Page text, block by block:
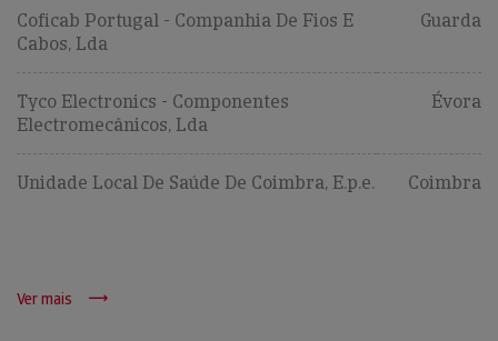
Coficab Portugal - Companhia De Fios E
Cabos, Lda
Guarda
Tyco Electronics - Componentes
Electromecânicos, Lda
Évora
Unidade Local De Saúde De Coimbra, E.p.e. Coimbra
Ver mais